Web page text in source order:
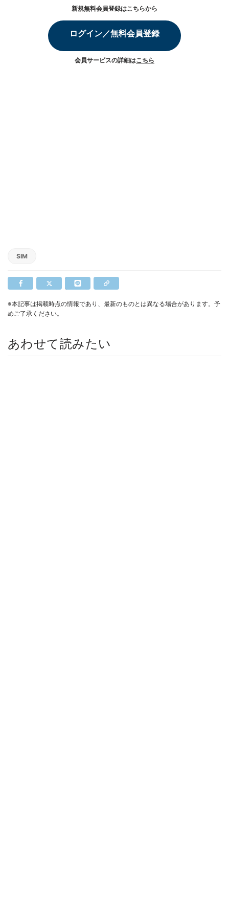
新規無料会員登録はこちらから
ログイン／無料会員登録
会員サービスの詳細はこちら
SIM
※本記事は掲載時点の情報であり、最新のものとは異なる場合があります。予
めご了承ください。
あわせて読みたい